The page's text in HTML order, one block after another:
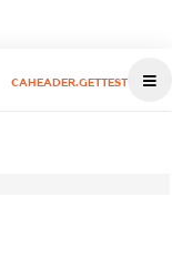
CAHEADER.GETTEST